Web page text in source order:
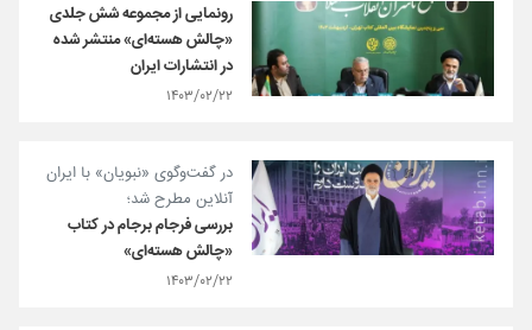
رونمایی از مجموعه شش جلدی
«چالش هسته‌ای» منتشر شده
در انتشارات ایران
۱۴۰۳/۰۲/۲۲
در گفت‌و‌گوی «نبویان» با ایران
آنلاین مطرح شد؛
بررسی فرجام برجام در کتاب
«چالش هسته‌ای»
۱۴۰۳/۰۲/۲۲